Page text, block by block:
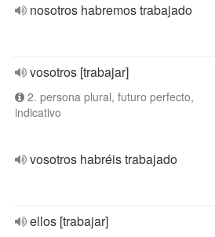
nosotros habremos trabajado
vosotros [trabajar]
2. persona plural, futuro perfecto,
indicativo
vosotros habréis trabajado
ellos [trabajar]